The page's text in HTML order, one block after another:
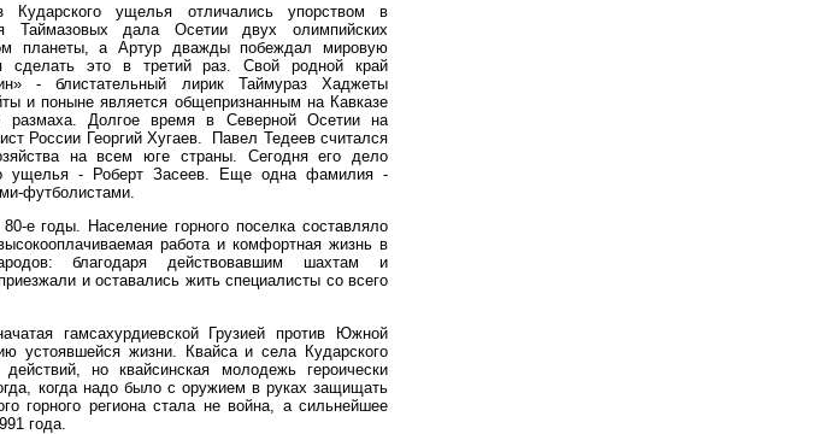
ущелья отличались упорством в
Таймазовых дала Осетии двух олимпийских
планеты, а Артур дважды побеждал мировую
сделать это в третий раз. Свой родной край
- блистательный лирик Таймураз Хаджеты
и поныне является общепризнанным на Кавказе
размаха. Долгое время в Северной Осетии на
России Георгий Хугаев.
Павел Тедеев считался
на всем юге страны. Сегодня его дело
ущелья - Роберт Засеев. Еще одна фамилия -
футболистами.
е годы. Население горного поселка составляло
работа и комфортная жизнь в
благодаря действовавшим шахтам и
и оставались жить специалисты со всего
гамсахурдиевской Грузией против Южной
устоявшейся жизни. Квайса и села Кударского
но квайсинская молодежь героически
когда надо было с оружием в руках защищать
горного региона стала не война, а сильнейшее
года.